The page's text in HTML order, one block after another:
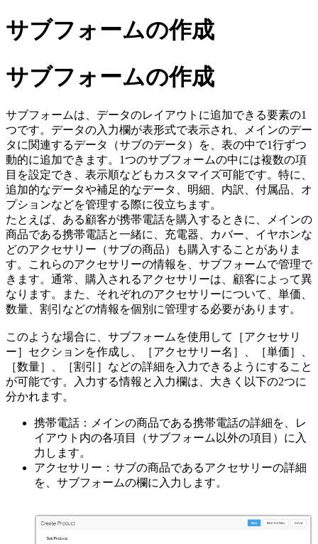
サブフォームの作成
サブフォームの作成
サブフォームは、データのレイアウトに追加できる要素の1
つです。データの入力欄が表形式で表示され、メインのデー
タに関連するデータ（サブのデータ）を、表の中で1行ずつ
動的に追加できます。1つのサブフォームの中には複数の項
目を設定でき、表示順などもカスタマイズ可能です。特に、
追加的なデータや補足的なデータ、明細、内訳、付属品、オ
プションなどを管理する際に役立ちます。
たとえば、ある顧客が携帯電話を購入するときに、メインの
商品である携帯電話と一緒に、充電器、カバー、イヤホンな
どのアクセサリー（サブの商品）も購入することがありま
す。これらのアクセサリーの情報を、サブフォームで管理で
きます。通常、購入されるアクセサリーは、顧客によって異
なります。また、それぞれのアクセサリーについて、単価、
数量、割引などの情報を個別に管理する必要があります。
このような場合に、サブフォームを使用して［アクセサリ
ー］セクションを作成し、［アクセサリー名］、［単価］、
［数量］、［割引］などの詳細を入力できるようにすること
が可能です。入力する情報と入力欄は、大きく以下の2つに
分かれます。
携帯電話：メインの商品である携帯電話の詳細を、レ
イアウト内の各項目（サブフォーム以外の項目）に入
力します。
アクセサリー：サブの商品であるアクセサリーの詳細
を、サブフォームの欄に入力します。